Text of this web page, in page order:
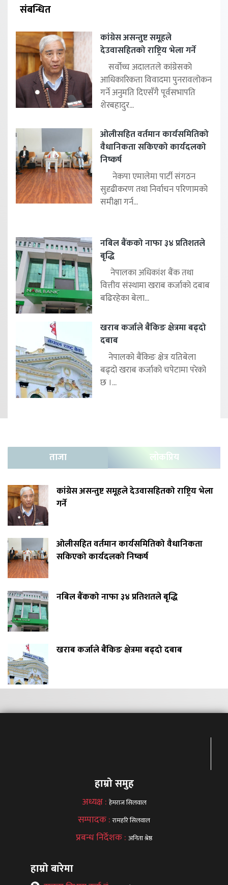
संबन्धित
कांग्रेस असन्तुष्ट समूहले
देउवासहितको राष्ट्रिय भेला गर्ने
सर्वोच्च अदालतले कांग्रेसको
आधिकारिकता विवादमा पुनरावलोकन
गर्ने अनुमति दिएसँगै पूर्वसभापति
शेरबहादुर...
ओलीसहित वर्तमान कार्यसमितिको
वैधानिकता सकिएको कार्यदलको
निष्कर्ष
नेकपा एमालेमा पार्टी संगठन
सुदृढीकरण तथा निर्वाचन परिणामको
समीक्षा गर्न...
नबिल बैंकको नाफा ३४ प्रतिशतले
बृद्धि
नेपालका अधिकांश बैंक तथा
वित्तीय संस्थामा खराब कर्जाको दबाब
बढिरहेका बेला...
खराब कर्जाले बैंकिङ क्षेत्रमा बढ्दो
दबाब
नेपालको बैंकिङ क्षेत्र यतिबेला
बढ्दो खराब कर्जाको चपेटामा परेको
छ ।...
ताजा लोकप्रिय
कांग्रेस असन्तुष्ट समूहले देउवासहितको राष्ट्रिय भेला
गर्ने
ओलीसहित वर्तमान कार्यसमितिको वैधानिकता
सकिएको कार्यदलको निष्कर्ष
नबिल बैंकको नाफा ३४ प्रतिशतले बृद्धि
खराब कर्जाले बैंकिङ क्षेत्रमा बढ्दो दबाब
हाम्रो समुह
अध्यक्ष : हेमराज सिलवाल
सम्पादक :रामहरि सिलवाल
प्रबन्ध निर्देशक : अनिता श्रेष्ठ
हाम्रो बारेमा